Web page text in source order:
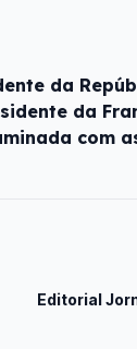
da
da
com
Editorial